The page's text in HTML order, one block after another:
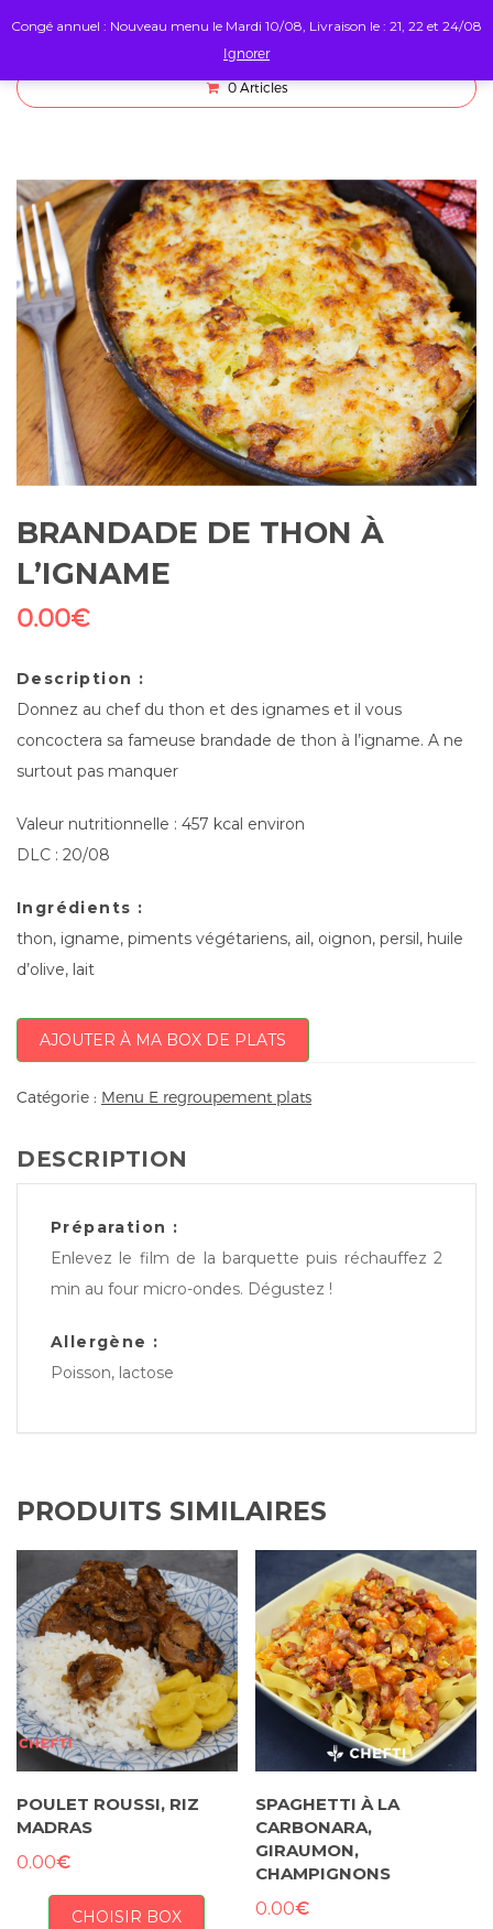
0 Articles
BRANDADE DE THON À
L’IGNAME
0.00€
Description :
Donnez au chef du thon et des ignames et il vous
concoctera sa fameuse brandade de thon à l’igname. A ne
surtout pas manquer
Valeur nutritionnelle : 457 kcal environ
DLC : 20/08
Ingrédients :
thon, igname, piments végétariens, ail, oignon, persil, huile
d’olive, lait
AJOUTER À MA BOX DE PLATS
Catégorie : Menu E regroupement plats
DESCRIPTION
Préparation :
Enlevez le film de la barquette puis réchauffez 2
min au four micro-ondes. Dégustez !
Allergène :
Poisson, lactose
PRODUITS SIMILAIRES
POULET ROUSSI, RIZ
MADRAS
0.00€
CHOISIR BOX
SPAGHETTI À LA
CARBONARA,
GIRAUMON,
CHAMPIGNONS
0.00€
Congé annuel : Nouveau menu le Mardi 10/08, Livraison le : 21, 22 et 24/08
Ignorer